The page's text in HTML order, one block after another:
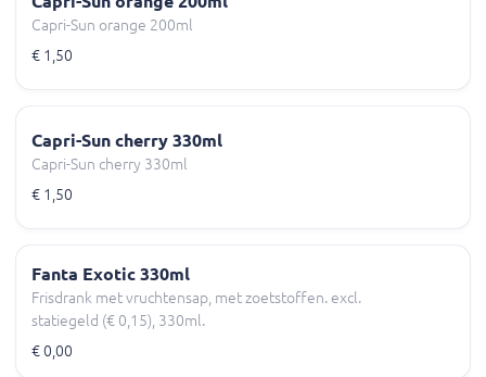
Capri-Sun orange 200ml
€ 1,50
Capri-Sun cherry 330ml
Capri-Sun cherry 330ml
€ 1,50
Fanta Exotic 330ml
Frisdrank met vruchtensap, met zoetstoffen. excl.
statiegeld (€ 0,15), 330ml.
€ 0,00